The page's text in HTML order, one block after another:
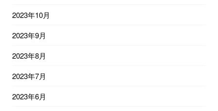
2023年10月
2023年9月
2023年8月
2023年7月
2023年6月